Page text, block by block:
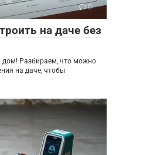
0
на даче без
дом! Разбираем, что можно
на даче, чтобы